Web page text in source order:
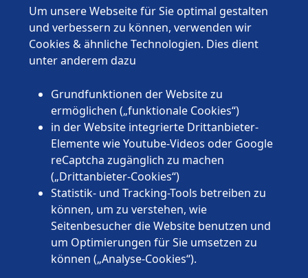
Hamburg
Hessen
Mecklenburg-Vorpommern
Niedersachsen
Rheinland-Pfalz
Sachsen
Sachsen-Anhalt
Schleswig-Holstein
Thüringen
Um unsere Webseite für Sie optimal gestalten
und verbessern zu können, verwenden wir
Cookies & ähnliche Technologien. Dies dient
unter anderem dazu
Grundfunktionen der Website zu
ermöglichen („funktionale Cookies“)
in der Website integrierte Drittanbieter-
Elemente wie Youtube-Videos oder Google
reCaptcha zugänglich zu machen
(„Drittanbieter-Cookies“)
Statistik- und Tracking-Tools betreiben zu
können, um zu verstehen, wie
Seitenbesucher die Website benutzen und
um Optimierungen für Sie umsetzen zu
können („Analyse-Cookies“).